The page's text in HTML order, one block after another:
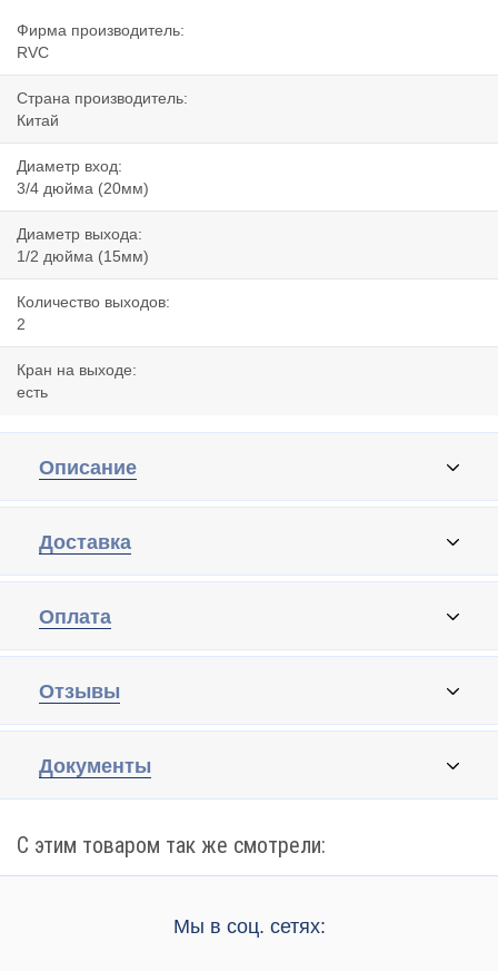
Фирма производитель:
RVC
Страна производитель:
Китай
Диаметр вход:
3/4 дюйма (20мм)
Диаметр выхода:
1/2 дюйма (15мм)
Количество выходов:
2
Кран на выходе:
есть
Описание
Доставка
Оплата
Отзывы
Документы
С этим товаром так же смотрели:
Мы в соц. сетях: